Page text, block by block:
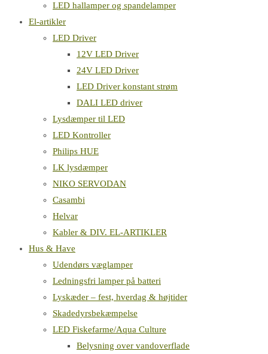
LED hallamper og spandelamper
El-artikler
LED Driver
12V LED Driver
24V LED Driver
LED Driver konstant strøm
DALI LED driver
Lysdæmper til LED
LED Kontroller
Philips HUE
LK lysdæmper
NIKO SERVODAN
Casambi
Helvar
Kabler & DIV. EL-ARTIKLER
Hus & Have
Udendørs væglamper
Ledningsfri lamper på batteri
Lyskæder – fest, hverdag & højtider
Skadedyrsbekæmpelse
LED Fiskefarme/Aqua Culture
Belysning over vandoverflade